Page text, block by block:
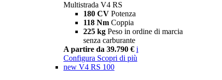
Multistrada V4 RS
180 CV Potenza
118 Nm Coppia
225 kg Peso in ordine di marcia
senza carburante
A partire da 39.790 € i
Configura Scopri di più
new V4 RS 100